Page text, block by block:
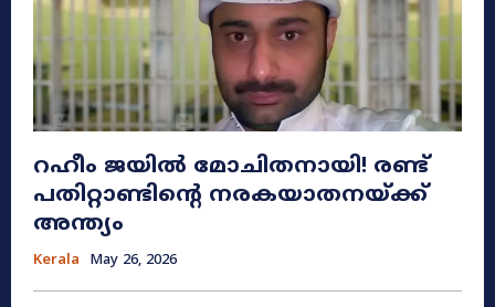
റഹീം ജയിൽ മോചിതനായി! രണ്ട്
പതിറ്റാണ്ടിന്റെ നരകയാതനയ്ക്ക്
അന്ത്യം
Kerala May 26, 2026